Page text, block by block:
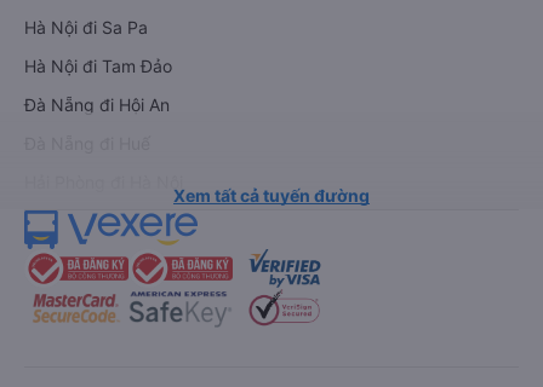
Hà Nội đi Sa Pa
Hà Nội đi Tam Đảo
Đà Nẵng đi Hội An
Xem tất cả tuyến đường